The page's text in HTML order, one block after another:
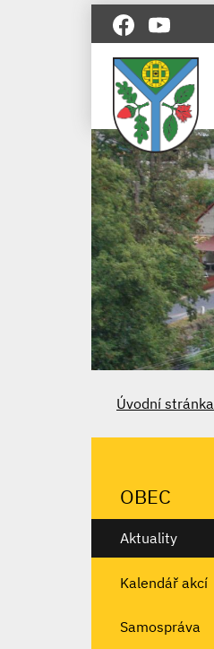
Úvodní stránka
OBEC
Aktuality
Kalendář akcí
Samospráva